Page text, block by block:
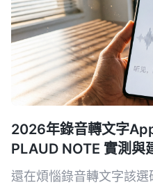
2026年錄音轉文字
PLAUD NOTE 實測與
還在煩惱錄音轉文字該